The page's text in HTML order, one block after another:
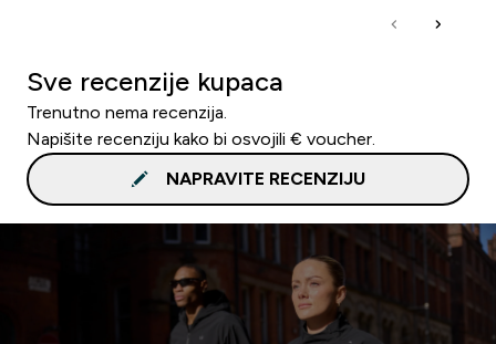
Sve recenzije kupaca
Trenutno nema recenzija.
Napišite recenziju kako bi osvojili € voucher.
NAPRAVITE RECENZIJU